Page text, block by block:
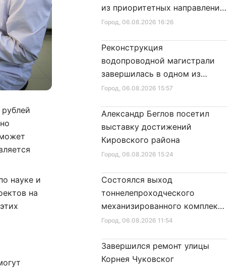
науке и
на
Город, 06.08.2026 16:26
из приоритетных направлений
развития Петербурга
Город, 06.08.2026 15:57
Реконструкция
водопроводной магистрали
завершилась в одном из
районов города
Город, 06.08.2026 15:24
Александр Беглов посетил
выставку достижений
Кировского района
Город, 06.08.2026 11:54
Состоялся выход
тоннелепроходческого
механизированного комплекса
«Надежда» на поверхность
Завершился ремонт улицы
Корнея Чуковског